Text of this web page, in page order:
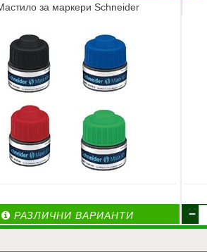
за маркери Schneider
РАЗЛИЧНИ ВАРИАНТИ